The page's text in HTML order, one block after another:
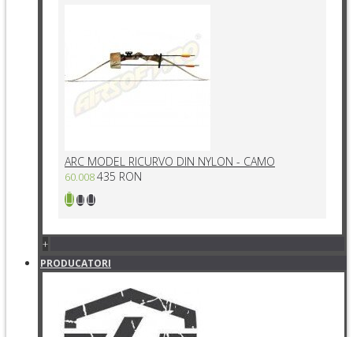
ARC MODEL RICURVO DIN NYLON - CAMO
60.008435 RON
+
PRODUCATORI